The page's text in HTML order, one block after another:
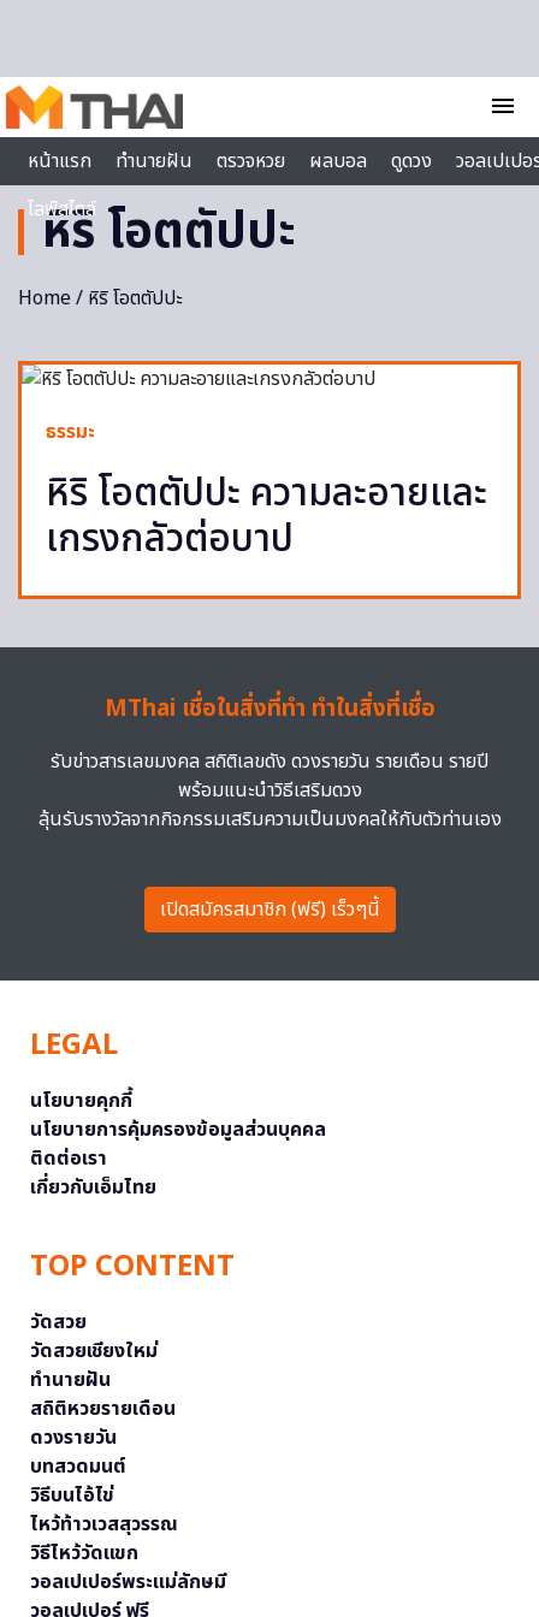
menu
หน้าแรก
ทำนายฝัน ตรวจหวย ผลบอล ดูดวง
วอลเปเป
ไลฟ์สไตล์
หิริ โอตตัปปะ
Home/ หิริ โอตตัปปะ
ธรรมะ
หิริ โอตตัปปะ ความละอายและ
เกรงกลัวต่อบาป
MThai เชื่อในสิ่งที่ทำ ทำในสิ่งที่เชื่อ
รับข่าวสารเลขมงคล สถิติเลขดัง ดวงรายวัน รายเดือน รายปี
พร้อมแนะนำวิธีเสริมดวง
ลุ้นรับรางวัลจากกิจกรรมเสริมความเป็นมงคลให้กับตัวท่านเอง
เปิดสมัครสมาชิก (ฟรี) เร็วๆนี้
LEGAL
นโยบายคุกกี้
นโยบายการคุ้มครองข้อมูลส่วนบุคคล
ติดต่อเรา
เกี่ยวกับเอ็มไทย
TOP CONTENT
วัดสวย
วัดสวยเชียงใหม่
ทำนายฝัน
สถิติหวยรายเดือน
ดวงรายวัน
บทสวดมนต์
วิธีบนไอ้ไข่
ไหว้ท้าวเวสสุวรรณ
วิธีไหว้วัดแขก
วอลเปเปอร์พระแม่ลักษมี
วอลเปเปอร์ ฟรี